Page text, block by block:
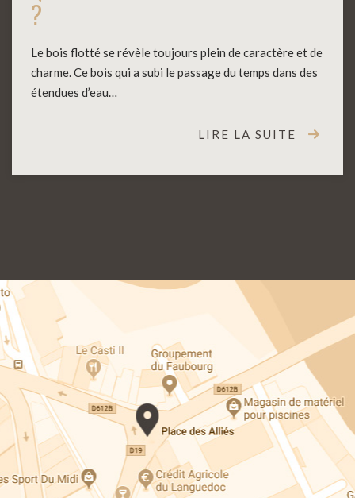
?
Le bois flotté se révèle toujours plein de caractère et de
charme. Ce bois qui a subi le passage du temps dans des
étendues d’eau…
LIRE LA SUITE